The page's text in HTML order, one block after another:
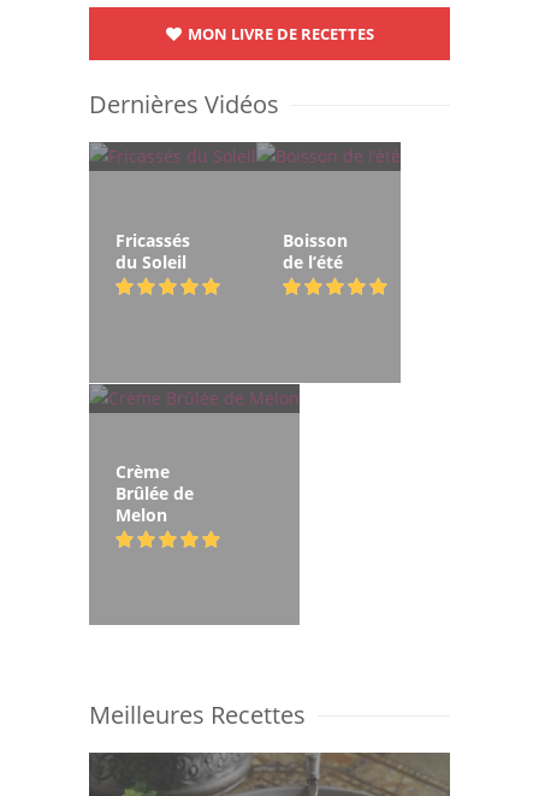
MON LIVRE DE RECETTES
Dernières Vidéos
Fricassés
du Soleil
Boisson
de l’été
Crème
Brûlée de
Melon
Meilleures Recettes